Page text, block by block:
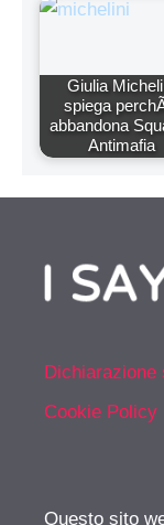
Giulia
spiega
abbandona
Antimafia
Cookie Policy
Questo sito